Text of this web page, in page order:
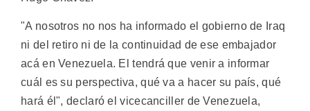
"A nosotros no nos ha informado el gobierno de Iraq
ni del retiro ni de la continuidad de ese embajador
acá en Venezuela. El tendrá que venir a informar
cuál es su perspectiva, qué va a hacer su país, qué
hará él", declaró el vicecanciller de Venezuela,